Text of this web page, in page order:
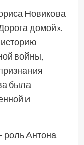
Новикова
домой».
войны,
была
и
роль Антона